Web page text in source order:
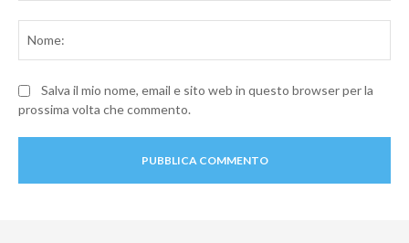
Salva il mio nome, email e sito web in questo browser per la
prossima volta che commento.